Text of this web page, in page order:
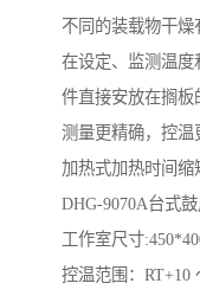
不同的装载物干
在设定、监测温度
件直接安放在搁板
测量更精确，控温
加热式加热时间缩
DHG-9070A台式
工作室尺寸
控温范围：RT+10